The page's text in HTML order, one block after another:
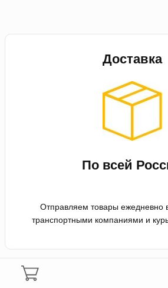
Доставка
По всей
Отправляем товары ежедневно
транспортными компаниями и